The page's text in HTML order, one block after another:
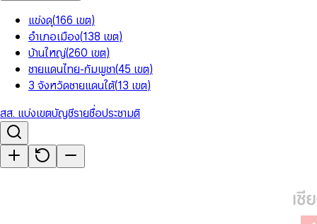
แข่งดุ(166 เขต)
อำเภอเมือง(138 เขต)
บ้านใหญ่(260 เขต)
ชายแดนไทย-กัมพูชา(45 เขต)
3 จังหวัดชายแดนใต้(13 เขต)
สส. แบ่งเขตบัญชีรายชื่อประชามติ